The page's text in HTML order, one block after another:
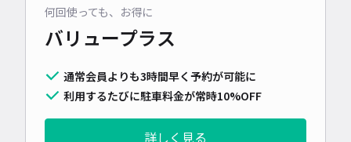
何回使っても、お得に
バリュープラス
通常会員よりも3時間早く予約が可能に
利用するたびに駐車料金が常時10%OFF
詳しく見る